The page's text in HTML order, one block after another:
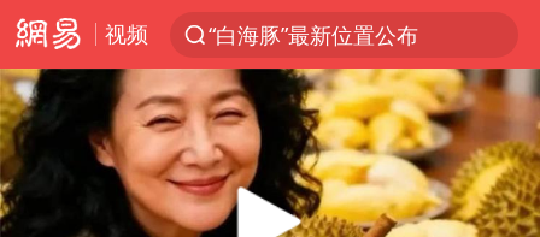
视频
“白海豚”最新位置公布
光影经济撬动暑期消费新蓝海
以军士兵把枪口对准中国记者
谢霆锋演唱会隔空祝王菲生日快乐